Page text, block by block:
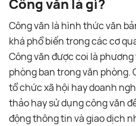
Công văn là gì?
Công văn là hình thức văn
khá phổ biến trong các cơ
Công văn được coi là
phòng ban trong văn phòng.
tổ chức xã hội hay doanh
thảo hay sử dụng công văn
động thông tin và giao dịch